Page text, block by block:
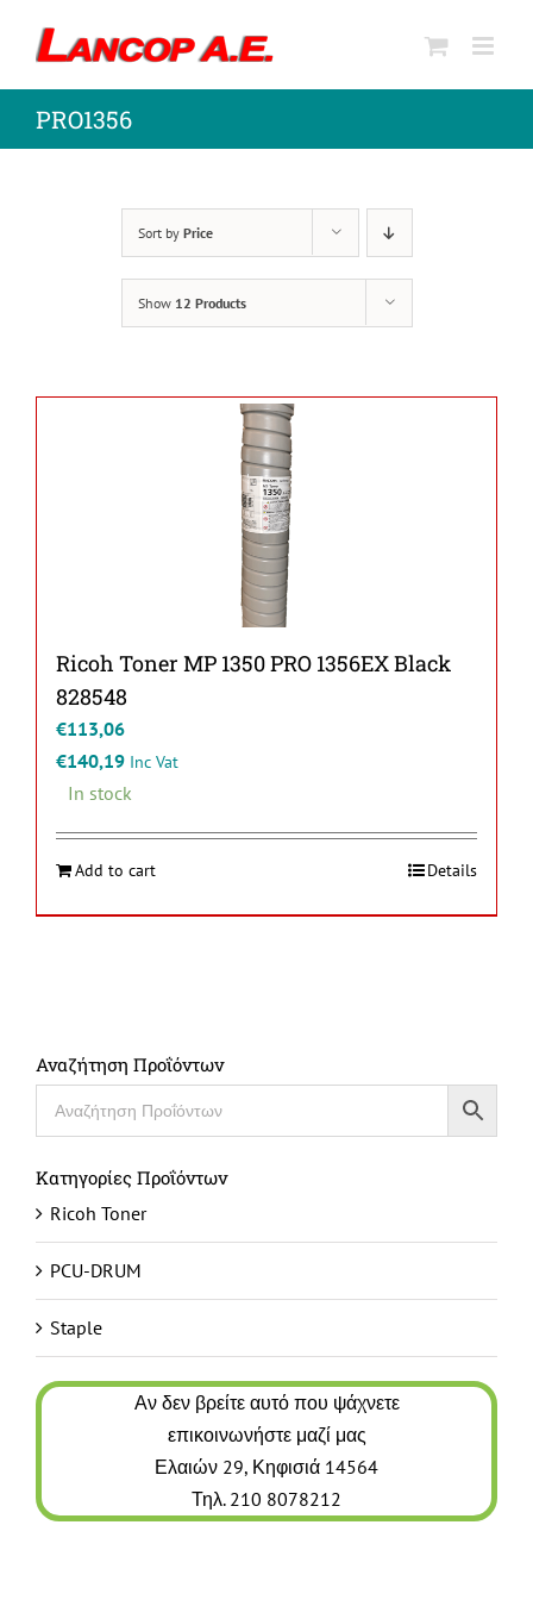
PRO1356
Sort by Price
Show 12 Products
Ricoh Toner MP 1350 PRO 1356EX Black
828548
€113,06
€140,19 Inc Vat
In stock
Add to cart Details
Αναζήτηση Προΐόντων
Κατηγορίες Προΐόντων
Ricoh Toner
PCU-DRUM
Staple
Αν δεν βρείτε αυτό που ψάχνετε
επικοινωνήστε μαζί μας
Ελαιών 29, Κηφισιά 14564
Τηλ. 210 8078212